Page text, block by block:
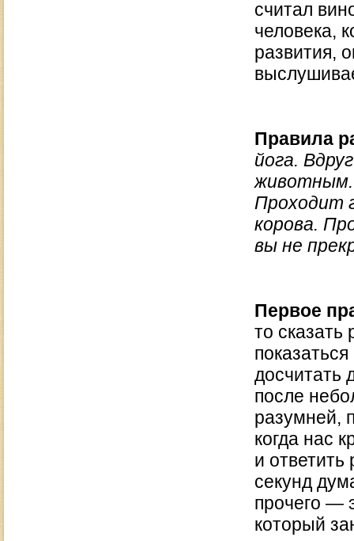
считал
человека,
развития,
Правила
йога.
животным.
Проходит
корова.
вы не
Первое
то сказать
досчитать
после
разумней,
когда нас
и ответить
секунд
прочего —
который